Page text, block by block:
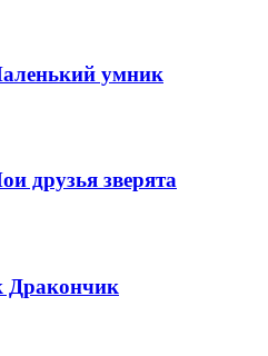
умник
друзья зверята
Дракончик